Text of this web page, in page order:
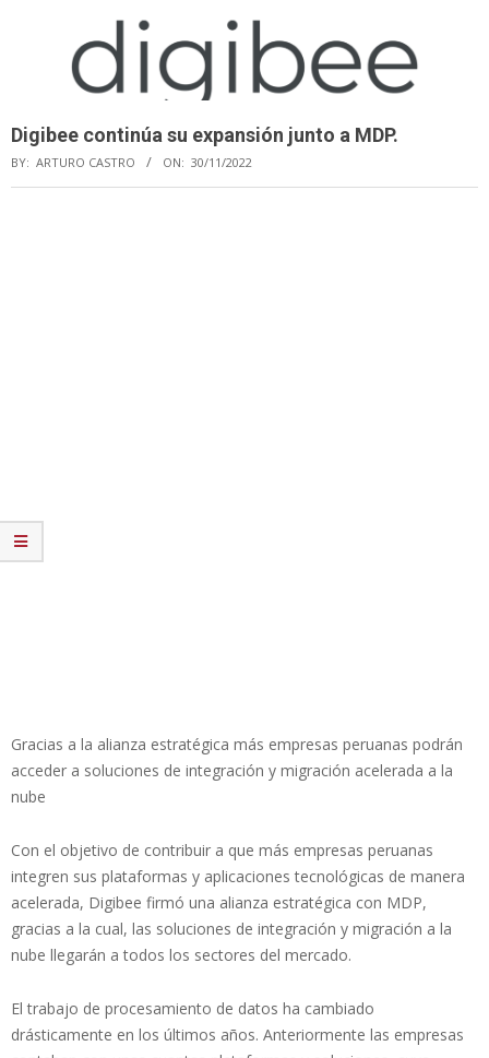
Digibee continúa su expansión junto a MDP.
BY: ARTURO CASTRO ON: 30/11/2022
Gracias a la alianza estratégica más empresas peruanas podrán
acceder a soluciones de integración y migración acelerada a la
nube
Con el objetivo de contribuir a que más empresas peruanas
integren sus plataformas y aplicaciones tecnológicas de manera
acelerada, Digibee firmó una alianza estratégica con MDP,
gracias a la cual, las soluciones de integración y migración a la
nube llegarán a todos los sectores del mercado.
El trabajo de procesamiento de datos ha cambiado
drásticamente en los últimos años. Anteriormente las empresas